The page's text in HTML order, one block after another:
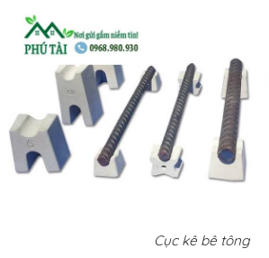
Cục kê bê tông